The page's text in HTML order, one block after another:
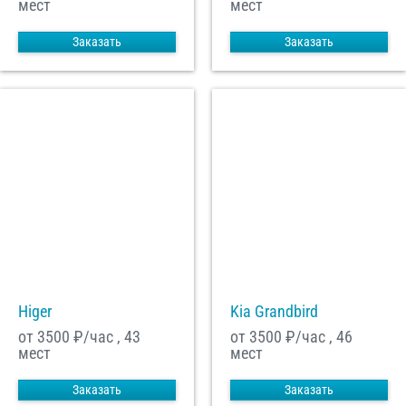
мест
Заказать
мест
Заказать
Higer
от 3500 ₽/час , 43
мест
Заказать
Kia Grandbird
от 3500 ₽/час , 46
мест
Заказать